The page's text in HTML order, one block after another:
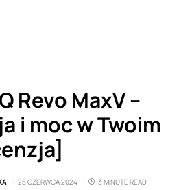
Revo MaxV –
i moc w Twoim
25 CZERWCA 2024
3 MINUTE READ